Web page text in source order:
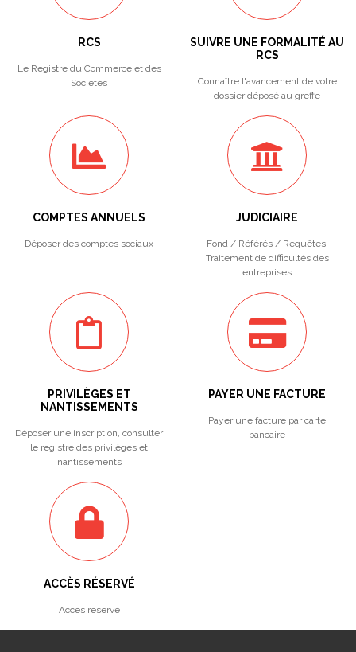
RCS
Le Registre du Commerce et des
Sociétés
SUIVRE UNE FORMALITÉ AU
RCS
Connaître l'avancement de votre
dossier déposé au greffe
COMPTES ANNUELS
Déposer des comptes sociaux
JUDICIAIRE
Fond / Référés / Requêtes.
Traitement de difficultés des
entreprises
PRIVILÈGES ET
NANTISSEMENTS
Déposer une inscription, consulter
le registre des privilèges et
nantissements
PAYER UNE FACTURE
Payer une facture par carte
bancaire
ACCÈS RÉSERVÉ
Accès réservé